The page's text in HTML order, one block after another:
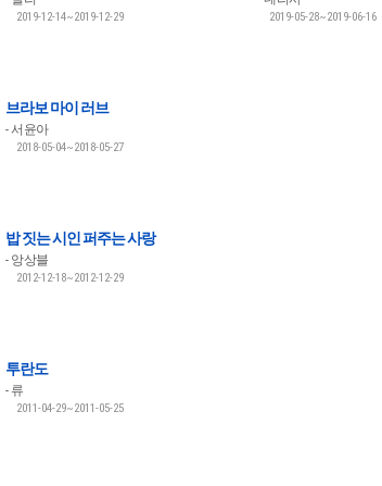
2019-12-14~2019-12-29 2019-05-28~2019-06-16
브라보 마이 러브
서윤아
2018-05-04~2018-05-27
밥 짓는 시인 퍼주는 사랑
앙상블
2012-12-18~2012-12-29
투란도
류
2011-04-29~2011-05-25